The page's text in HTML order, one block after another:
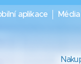
aplikace Média